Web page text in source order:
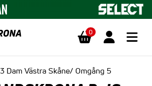
0
Dam Västra Skåne/ Omgång 5